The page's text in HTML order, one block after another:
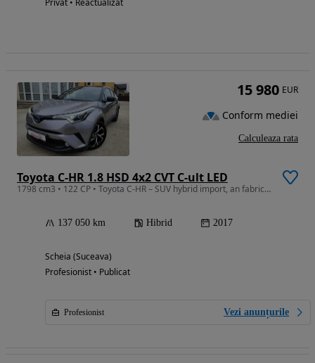
Privat • Reactualizat
Toyota C-HR 1.8 HSD 4x2 CVT C-ult LED
1798 cm3 • 122 CP • Toyota C-HR – SUV hybrid import, an fabricație 2017
137 050 km Hibrid 2017
Scheia (Suceava)
Profesionist • Publicat
Profesionist Vezi anunțurile
15 980 EUR
Conform mediei
Calculeaza rata